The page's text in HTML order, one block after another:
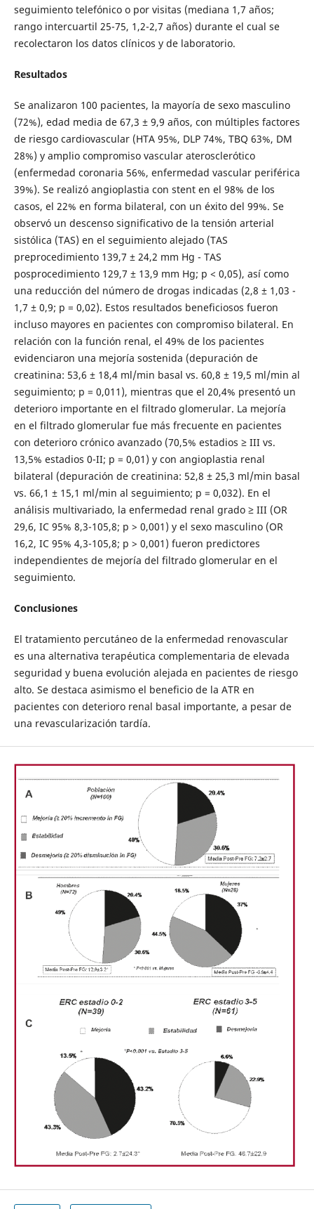
seguimiento telefónico o por visitas (mediana 1,7 años;
rango intercuartil 25-75, 1,2-2,7 años) durante el cual se
recolectaron los datos clínicos y de laboratorio.
Resultados
Se analizaron 100 pacientes, la mayoría de sexo masculino
(72%), edad media de 67,3 ± 9,9 años, con múltiples factores
de riesgo cardiovascular (HTA 95%, DLP 74%, TBQ 63%, DM
28%) y amplio compromiso vascular aterosclerótico
(enfermedad coronaria 56%, enfermedad vascular periférica
39%). Se realizó angioplastia con stent en el 98% de los
casos, el 22% en forma bilateral, con un éxito del 99%. Se
observó un descenso significativo de la tensión arterial
sistólica (TAS) en el seguimiento alejado (TAS
preprocedimiento 139,7 ± 24,2 mm Hg - TAS
posprocedimiento 129,7 ± 13,9 mm Hg; p < 0,05), así como
una reducción del número de drogas indicadas (2,8 ± 1,03 -
1,7 ± 0,9; p = 0,02). Estos resultados beneficiosos fueron
incluso mayores en pacientes con compromiso bilateral. En
relación con la función renal, el 49% de los pacientes
evidenciaron una mejoría sostenida (depuración de
creatinina: 53,6 ± 18,4 ml/min basal vs. 60,8 ± 19,5 ml/min al
seguimiento; p = 0,011), mientras que el 20,4% presentó un
deterioro importante en el filtrado glomerular. La mejoría
en el filtrado glomerular fue más frecuente en pacientes
con deterioro crónico avanzado (70,5% estadios ≥ III vs.
13,5% estadios 0-II; p = 0,01) y con angioplastia renal
bilateral (depuración de creatinina: 52,8 ± 25,3 ml/min basal
vs. 66,1 ± 15,1 ml/min al seguimiento; p = 0,032). En el
análisis multivariado, la enfermedad renal grado ≥ III (OR
29,6, IC 95% 8,3-105,8; p > 0,001) y el sexo masculino (OR
16,2, IC 95% 4,3-105,8; p > 0,001) fueron predictores
independientes de mejoría del filtrado glomerular en el
seguimiento.
Conclusiones
El tratamiento percutáneo de la enfermedad renovascular
es una alternativa terapéutica complementaria de elevada
seguridad y buena evolución alejada en pacientes de riesgo
alto. Se destaca asimismo el beneficio de la ATR en
pacientes con deterioro renal basal importante, a pesar de
una revascularización tardía.